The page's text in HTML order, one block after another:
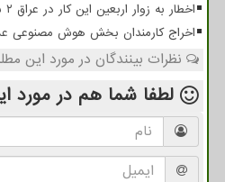
اخطار به زوار اربعین این کار در عراق ۲ سال حبس دارد
اخراج کارمندان بخش هوش مصنوعی
نظرات بینندگان در مورد این
لطفا شما هم در مورد